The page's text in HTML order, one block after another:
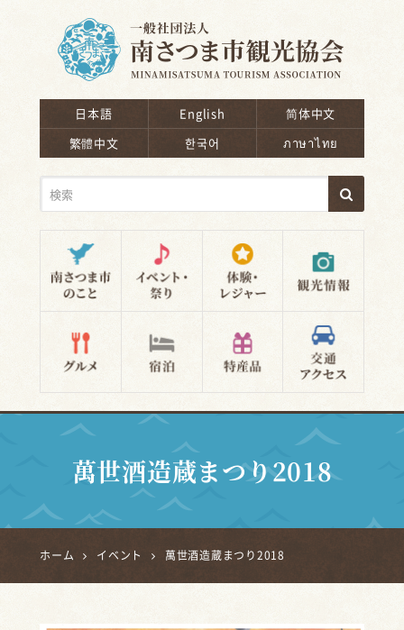
日本語 English
简体中文
繁體中文
한국어 ภาษาไทย
萬世酒造蔵まつり2018
ホーム イベント 萬世酒造蔵まつり2018